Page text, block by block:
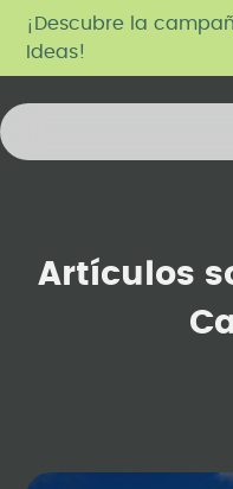
¡Descubre la
Ideas!
Artículos